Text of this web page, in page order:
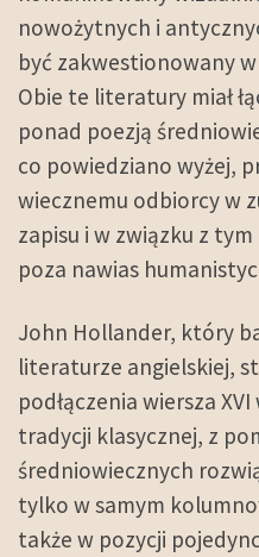
nowożytnych i
być zakwestionowany
Obie te literatury miał
ponad poezją
co powiedziano wyżej,
wiecznemu odbiorcy w
zapisu i w związku z
poza nawias
John Hollander, który
literaturze angielskiej,
podłączenia wiersza
tradycji klasycznej, z
średniowiecznych
tylko w samym
także w pozycji